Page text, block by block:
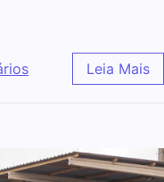
Leia Mais